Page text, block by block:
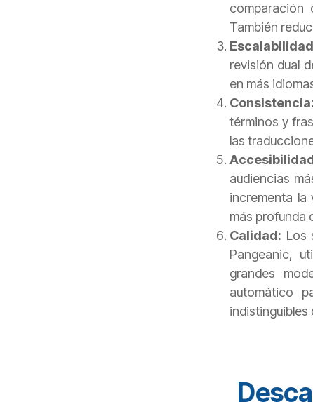
comparación
También
revisión dual
en más
Consistencia:
términos y
las
audiencias
incrementa la
más profunda
Calidad: Los
Pangeanic,
grandes
automático
indistinguibles